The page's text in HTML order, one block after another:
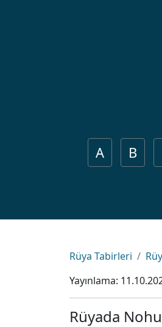
A B
Rüya Tabirleri
Yayınlama:
Rüyada